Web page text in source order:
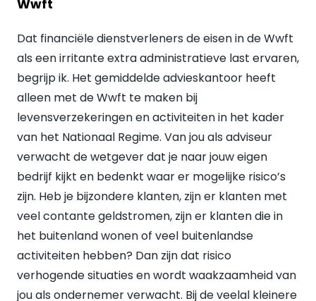
Wwft
Dat financiële dienstverleners de eisen in de Wwft
als een irritante extra administratieve last ervaren,
begrijp ik. Het gemiddelde advieskantoor heeft
alleen met de Wwft te maken bij
levensverzekeringen en activiteiten in het kader
van het Nationaal Regime. Van jou als adviseur
verwacht de wetgever dat je naar jouw eigen
bedrijf kijkt en bedenkt waar er mogelijke risico’s
zijn. Heb je bijzondere klanten, zijn er klanten met
veel contante geldstromen, zijn er klanten die in
het buitenland wonen of veel buitenlandse
activiteiten hebben? Dan zijn dat risico
verhogende situaties en wordt waakzaamheid van
jou als ondernemer verwacht. Bij de veelal kleinere